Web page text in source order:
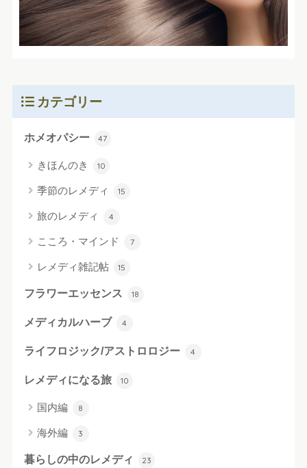
カテゴリー
ホメオパシー 47
きほんのき 10
季節のレメディ 15
旅のレメディ 4
こころ・マインド 7
レメディ雑記帖 15
フラワーエッセンス 18
メディカルハーブ 4
ライフロジック/アストロロジー 4
レメディになる旅 10
国内編 8
海外編 3
暮らしの中のレメディ 23